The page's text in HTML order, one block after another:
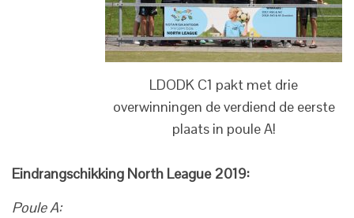
LDODK C1 pakt met drie
overwinningen de verdiend de eerste
plaats in poule A!
Eindrangschikking North League 2019:
Poule A: